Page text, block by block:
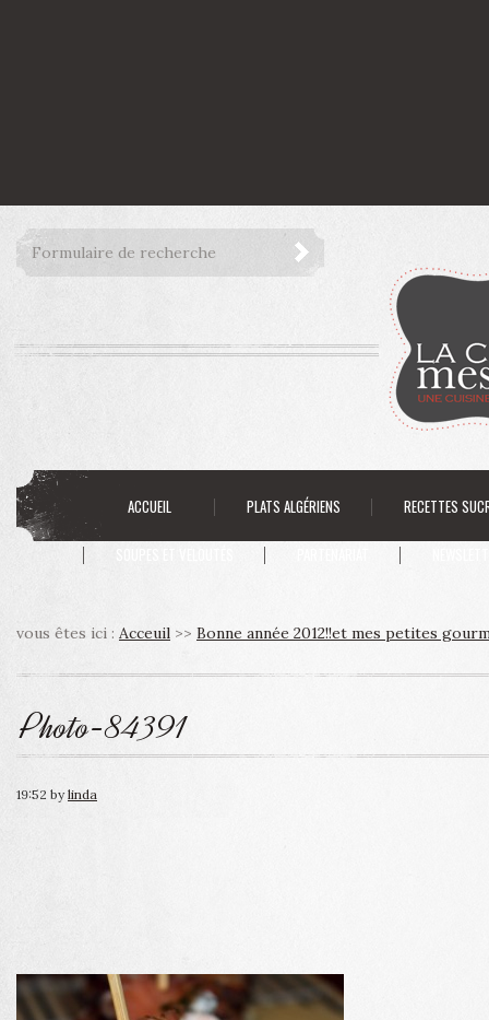
ACCUEIL PLATS ALGÉRIENS RECETTES
vous êtes ici : Acceuil >> Bonne année 2012!!et mes petites
Photo-84391
19:52 bylinda